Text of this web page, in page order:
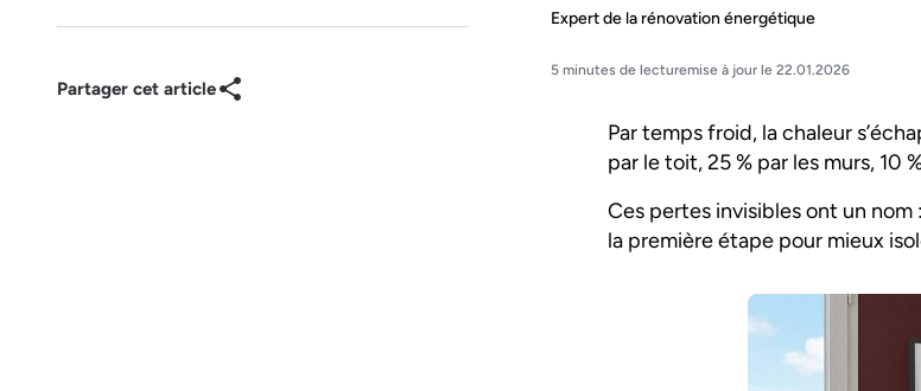
Partager cet article
Expert de la rénovation énergétique
5 minutes de lecturemise à jour le 22.01.2026
Par temps froid, la chaleur
par le toit, 25 % par les murs, 10
Ces pertes invisibles ont un nom
la première étape pour mieux